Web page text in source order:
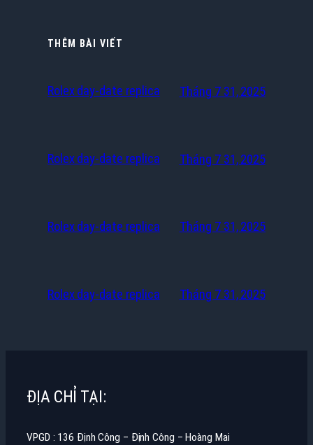
THÊM BÀI VIẾT
Rolex day-date replica Tháng 7 31, 2025
Rolex day-date replica Tháng 7 31, 2025
Rolex day-date replica Tháng 7 31, 2025
Rolex day-date replica Tháng 7 31, 2025
ĐỊA CHỈ TẠI:
VPGD : 136 Định Công – Định Công – Hoàng Mai